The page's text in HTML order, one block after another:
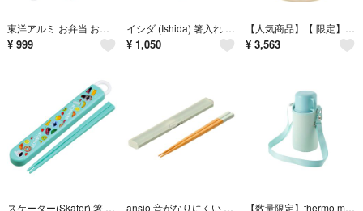
東洋アルミ お弁当 おかずカップ S 198枚入 お徳用3倍 深型 日本製 抗菌
¥ 999
イシダ (Ishida) 箸入れ サポート かりん 大 スライド 箸箱 25.8
¥ 1,050
【人気商品】【 限定】サーモス 真空断熱タンブラー フタ付き 食洗機対応 400
¥ 3,563
スケーター(Skater) 箸 箸箱 セット 子供用 お弁当 16.5cm 日本 ansio 音がなりにくい 抗菌 箸 18cm スリム 箸箱 セット 天然木 ミ 【数量限定】thermo mug (サーモマグ) ステンレス鋼 トリップボトル